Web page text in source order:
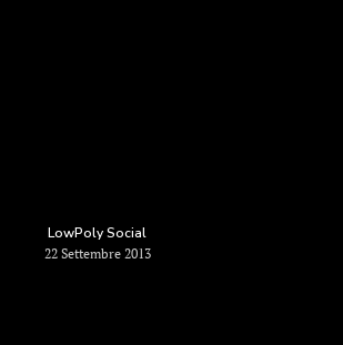
LowPoly Social
22 Settembre 2013